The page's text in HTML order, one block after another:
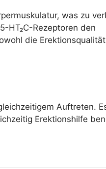
was zu
HT₂C-Rezeptoren den
die
Auftreten.
Erektionshilfe